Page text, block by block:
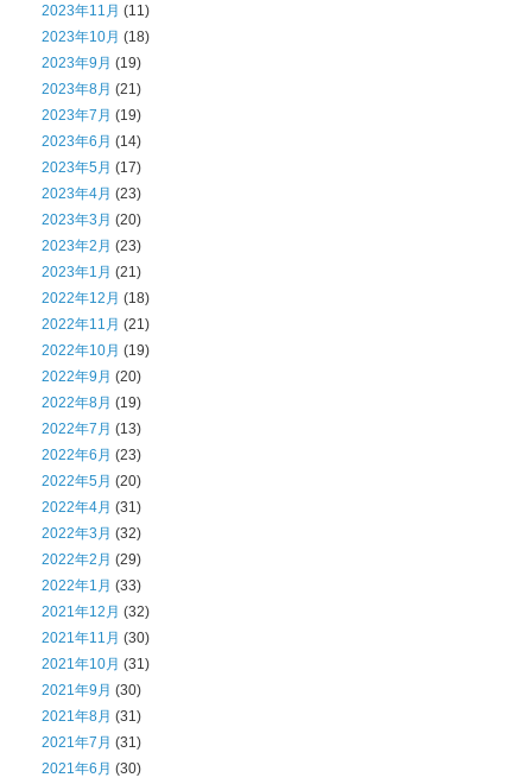
2023年11月 (11)
2023年10月 (18)
2023年9月 (19)
2023年8月 (21)
2023年7月 (19)
2023年6月 (14)
2023年5月 (17)
2023年4月 (23)
2023年3月 (20)
2023年2月 (23)
2023年1月 (21)
2022年12月 (18)
2022年11月 (21)
2022年10月 (19)
2022年9月 (20)
2022年8月 (19)
2022年7月 (13)
2022年6月 (23)
2022年5月 (20)
2022年4月 (31)
2022年3月 (32)
2022年2月 (29)
2022年1月 (33)
2021年12月 (32)
2021年11月 (30)
2021年10月 (31)
2021年9月 (30)
2021年8月 (31)
2021年7月 (31)
2021年6月 (30)